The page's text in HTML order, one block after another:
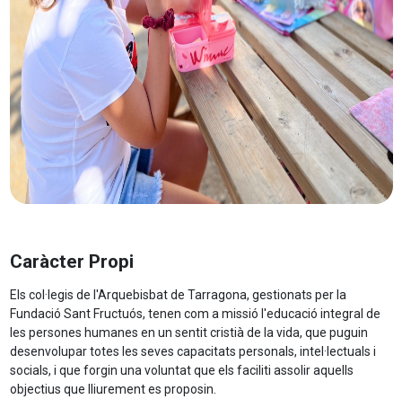
Caràcter Propi
Els col·legis de l'Arquebisbat de Tarragona, gestionats per la
Fundació Sant Fructuós, tenen com a missió l'educació integral de
les persones humanes en un sentit cristià de la vida, que puguin
desenvolupar totes les seves capacitats personals, intel·lectuals i
socials, i que forgin una voluntat que els faciliti assolir aquells
objectius que lliurement es proposin.